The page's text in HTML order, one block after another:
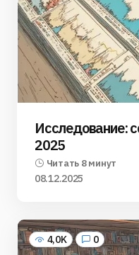
Исследование:
2025
Читать 8 минут
08.12.2025
4,0K 0